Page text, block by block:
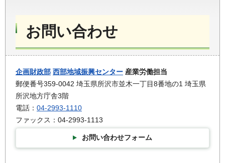
お問い合わせ
企画財政部 西部地域振興センター 産業労働担当
郵便番号359-0042 埼玉県所沢市並木一丁目8番地の1 埼玉県
所沢地方庁舎3階
電話： 04-2993-1110
ファックス：04-2993-1113
お問い合わせフォーム